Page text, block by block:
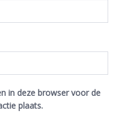
in deze browser voor de
plaats.